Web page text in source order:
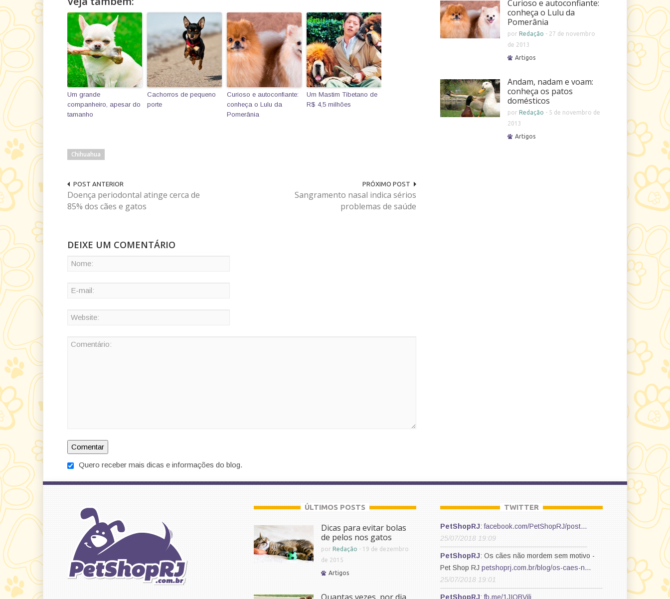
Um grande
companheiro, apesar do
tamanho
Cachorros de pequeno
porte
Curioso e autoconfiante:
conheça o Lulu da
Pomerânia
Um Mastim Tibetano de
R$ 4,5 milhões
Chihuahua
POST ANTERIOR
Doença periodontal atinge cerca de
85% dos cães e gatos
PRÓXIMO POST
Sangramento nasal indica sérios
problemas de saúde
DEIXE UM COMENTÁRIO
Quero receber mais dicas e informações do blog.
Curioso e autoconfiante:
conheça o Lulu da
Pomerânia
porRedação - 27 de novembro
de 2013
Artigos
Andam, nadam e voam:
conheça os patos
domésticos
porRedação - 5 de novembro de
2013
Artigos
ÚLTIMOS POSTS
Dicas para evitar bolas
de pelos nos gatos
porRedação - 19 de dezembro
de 2015
Artigos
TWITTER
PetShopRJ:facebook.com/PetShopRJ/post…
25/07/2018 19:09
PetShopRJ: Os cães não mordem sem motivo -
Pet Shop RJpetshoprj.com.br/blog/os-caes-n…
25/07/2018 19:01
PetShopRJ:fb.me/1JIQBVjlj